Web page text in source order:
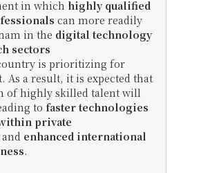
in which highly qualified
can more readily
in the digital technology
sectors
is prioritizing for
As a result, it is expected that
of highly skilled talent will
to faster technologies
private
and enhanced international
.